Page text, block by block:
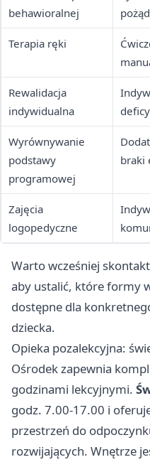
behawioralnej
Terapia ręki
Rewalidacja
indywidualna
Wyrównywanie
podstawy
programowej
braki
Zajęcia
logopedyczne
Warto wcześniej
aby ustalić, które formy
dostępne dla
dziecka.
Opieka pozalekcyjna:
Ośrodek zapewnia
godzinami lekcyjnymi.
godz. 7.00-17.00 i
przestrzeń do
rozwijających. Wnętrze